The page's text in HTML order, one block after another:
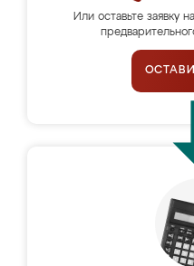
Или оставьте заявку